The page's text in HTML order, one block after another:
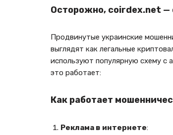
Осторожно, coirdex.net —
Продвинутые украинские
выглядят как легальные
используют популярную схему с
это работает:
Как работает
Реклама в интернете: